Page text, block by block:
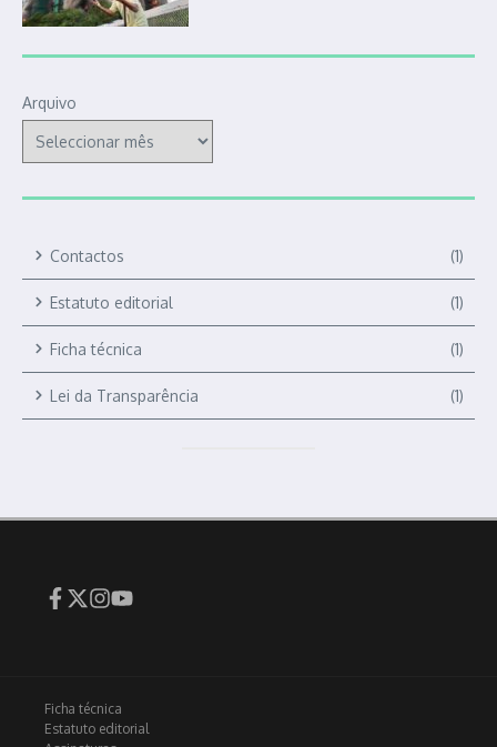
Arquivo
Contactos (1)
Estatuto editorial (1)
Ficha técnica (1)
Lei da Transparência (1)
Ficha técnica
Estatuto editorial